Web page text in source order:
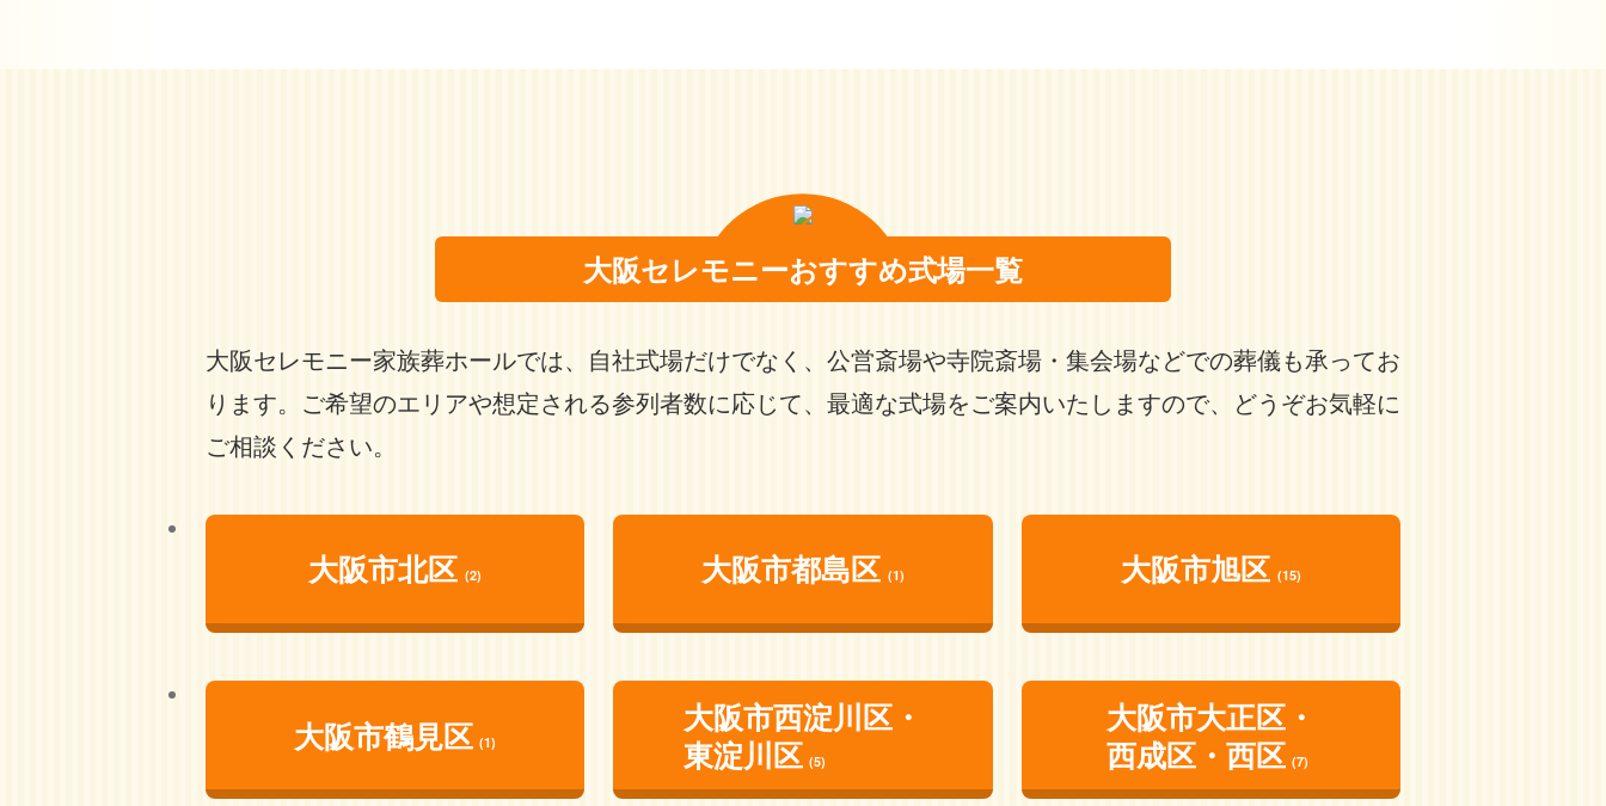
大阪セレモニーおすすめ式場一覧
大阪セレモニー家族葬ホールでは、自社式場だけでなく、公営斎場や寺院斎場・集会場などでの葬儀も承ってお
ります。ご希望のエリアや想定される参列者数に応じて、最適な式場をご案内いたしますので、どうぞお気軽に
ご相談ください。
大阪市北区 (2) 大阪市都島区 (1) 大阪市旭区 (15)
大阪市鶴見区 (1)
大阪市西淀川区・
東淀川区 (5)
大阪市大正区・
西成区・西区 (7)